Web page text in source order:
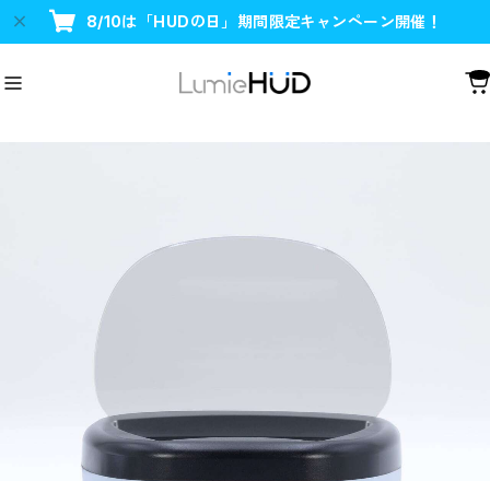
8/10は「HUDの日」期間限定キャンペーン開催！